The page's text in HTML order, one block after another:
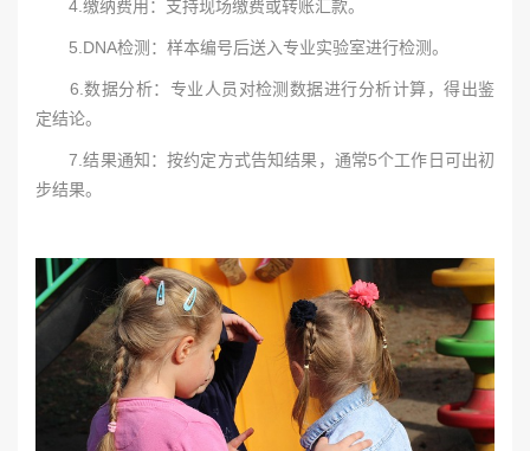
4.缴纳费用：支持现场缴费或转账汇款。
5.DNA检测：样本编号后送入专业实验室进行检测。
6.数据分析：专业人员对检测数据进行分析计算，得出鉴
定结论。
7.结果通知：按约定方式告知结果，通常5个工作日可出初
步结果。